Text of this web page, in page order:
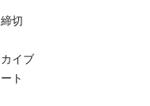
切
イブ
ト